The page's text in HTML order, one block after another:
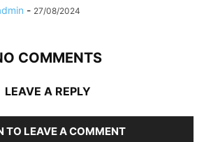
- 27/08/2024
COMMENTS
LEAVE A REPLY
TO LEAVE A COMMENT